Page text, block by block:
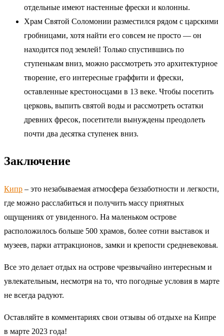
отдельные имеют настенные фрески и колонны.
Храм Святой Соломонии разместился рядом с царскими
гробницами, хотя найти его совсем не просто — он
находится под землей! Только спустившись по
ступенькам вниз, можно рассмотреть это архитектурное
творение, его интересные граффити и фрески,
оставленные крестоносцами в 13 веке. Чтобы посетить
церковь, выпить святой воды и рассмотреть остатки
древних фресок, посетители вынуждены преодолеть
почти два десятка ступенек вниз.
Заключение
Кипр – это незабываемая атмосфера беззаботности и легкости,
где можно расслабиться и получить массу приятных
ощущениях от увиденного. На маленьком острове
расположилось больше 500 храмов, более сотни выставок и
музеев, парки аттракционов, замки и крепости средневековья.
Все это делает отдых на острове чрезвычайно интересным и
увлекательным, несмотря на то, что погодные условия в марте
не всегда радуют.
Оставляйте в комментариях свои отзывы об отдыхе на Кипре
в марте 2023 года!